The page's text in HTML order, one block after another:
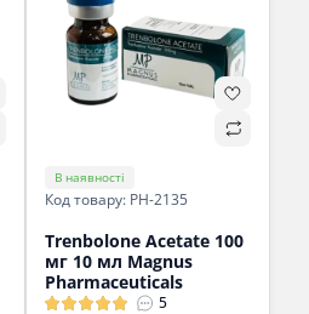
В наявності
Код товару: PH-2135
Trenbolone Acetate 100
мг 10 мл Magnus
Pharmaceuticals
5